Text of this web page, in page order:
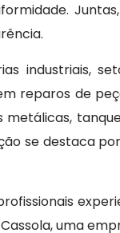
industriais,
reparos de
metálicas,
se destaca
uma